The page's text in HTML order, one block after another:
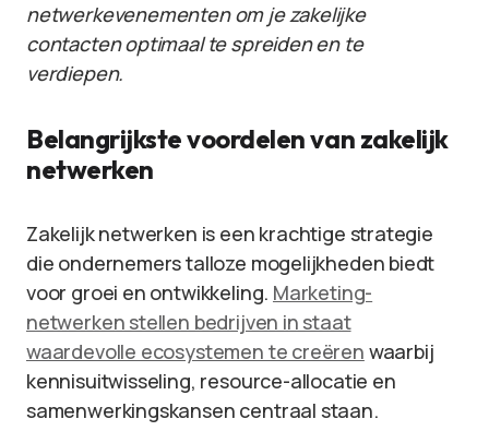
netwerkevenementen om je zakelijke
contacten optimaal te spreiden en te
verdiepen.
Belangrijkste voordelen van zakelijk
netwerken
Zakelijk netwerken is een krachtige strategie
die ondernemers talloze mogelijkheden biedt
voor groei en ontwikkeling. Marketing-
netwerken stellen bedrijven in staat
waardevolle ecosystemen te creëren waarbij
kennisuitwisseling, resource-allocatie en
samenwerkingskansen centraal staan.